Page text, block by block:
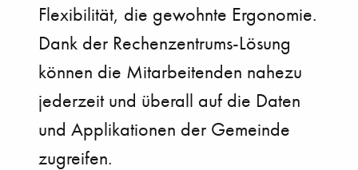
Flexibilität, die gewohnte Ergonomie.
Dank der Rechenzentrums-Lösung
können die Mitarbeitenden nahezu
jederzeit und überall auf die Daten
und Applikationen der Gemeinde
zugreifen.